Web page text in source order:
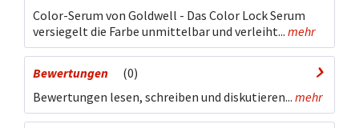
Color-Serum von Goldwell - Das Color Lock Serum
versiegelt die Farbe unmittelbar und verleiht... mehr
Bewertungen
0
Bewertungen lesen, schreiben und diskutieren... mehr